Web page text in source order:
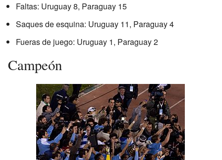
Faltas: Uruguay 8, Paraguay 15
Saques de esquina: Uruguay 11, Paraguay 4
Fueras de juego: Uruguay 1, Paraguay 2
Campeón